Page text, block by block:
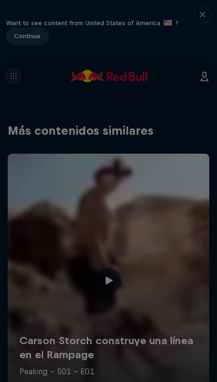
Want to see content from United States of America
?
Continue
Más contenidos similares